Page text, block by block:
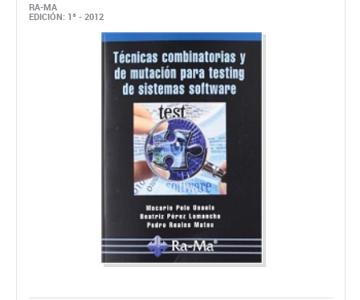
RA-MA
EDICIÓN: 1ª - 2012